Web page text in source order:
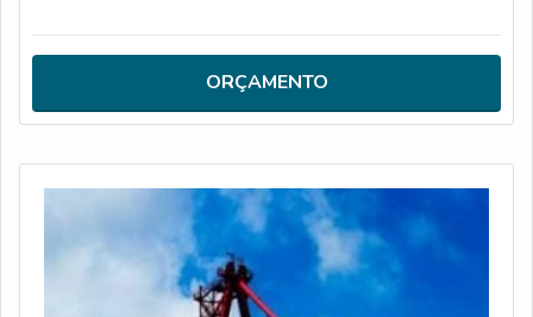
container SP de alta qualidade e eficiência.MAIS
DETALHES ACERCA DO PRODUTOAo escolher o
container é preciso considerar as principais apli
ORÇAMENTO